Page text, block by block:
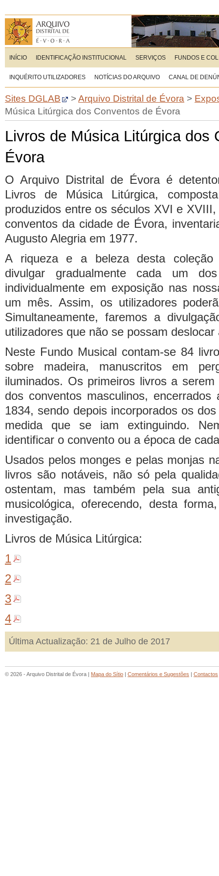
INÍCIO IDENTIFICAÇÃO INSTITUCIONAL SERVIÇOS FUNDOS E
INQUÉRITO UTILIZADORES NOTÍCIAS DO ARQUIVO CANAL DE
Sites DGLAB >Arquivo Distrital de Évora >
Música Litúrgica dos Conventos de Évora
Livros de Música Litúrgica dos
Évora
O Arquivo Distrital de Évora é
Livros de Música Litúrgica,
produzidos entre os séculos XVI e
conventos da cidade de Évora,
Augusto Alegria em 1977.
A riqueza e a beleza desta coleção
divulgar gradualmente cada um
individualmente em exposição nas
um mês. Assim, os utilizadores
Simultaneamente, faremos a
utilizadores que não se possam
Neste Fundo Musical contam-se 84
sobre madeira, manuscritos em
iluminados. Os primeiros livros a
dos conventos masculinos,
1834, sendo depois incorporados os
medida que se iam extinguindo.
identificar o convento ou a época de
Usados pelos monges e pelas monjas
livros são notáveis, não só pela
ostentam, mas também pela sua
musicológica, oferecendo, desta
investigação.
Livros de Música Litúrgica:
1
2
3
4
Última Actualização: 21 de Julho de 2017
© 2026 - Arquivo Distrital de Évora | Mapa do Sítio | Comentários e Sugestões | Contactos